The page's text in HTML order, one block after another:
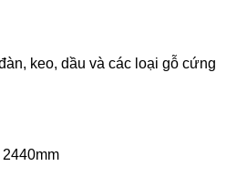
keo, dầu và các loại gỗ cứng